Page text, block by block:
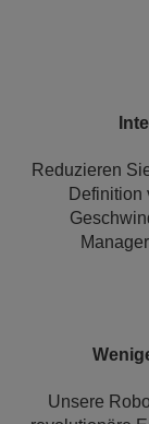
Reduzieren
Definition
Unsere